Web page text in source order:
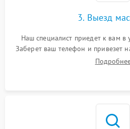
3. Выезд
Наш специалист приедет к вам в
Заберет ваш телефон и привезет